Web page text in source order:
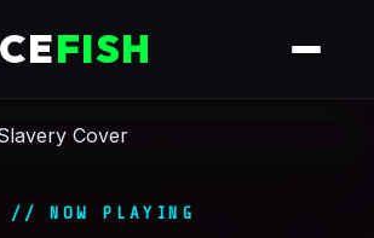
FISH
// NOW PLAYING